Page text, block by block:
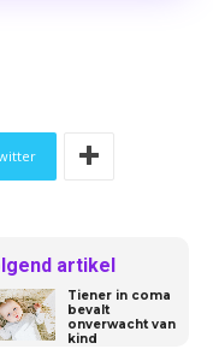
artikel
Tiener in coma
bevalt
onverwacht van
kind